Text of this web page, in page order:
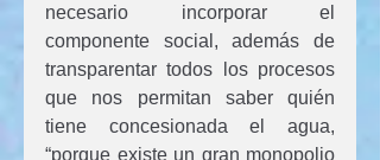
necesario incorporar el
componente social, además de
transparentar todos los procesos
que nos permitan saber quién
tiene concesionada el agua,
“porque existe un gran monopolio